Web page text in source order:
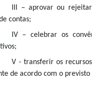
III – aprovar ou
contas;
IV – celebrar os
V - transferir os
de acordo com o previsto